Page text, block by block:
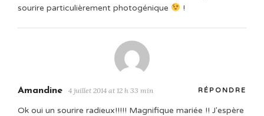
sourire particulièrement photogénique
!
Amandine 4 juillet 2014 at 12 h 33 min RÉPONDRE
Ok oui un sourire radieux!!!!! Magnifique mariée !! J'espère